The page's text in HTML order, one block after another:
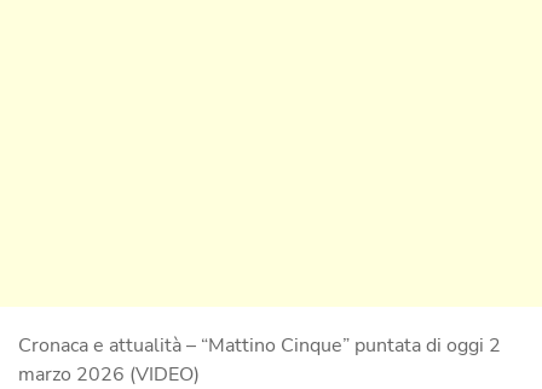
Cronaca e attualità – “Mattino Cinque” puntata di oggi 2
marzo 2026 (VIDEO)